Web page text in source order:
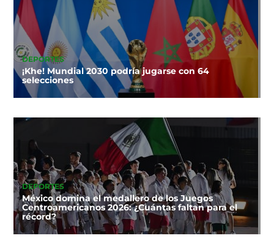
DEPORTES
¡Khe! Mundial 2030 podría jugarse con 64
selecciones
DEPORTES
México domina el medallero de los Juegos
Centroamericanos 2026: ¿Cuántas faltan para el
récord?